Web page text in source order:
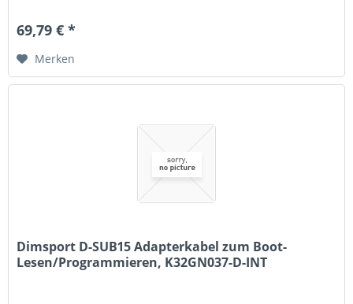
69,79 € *
Merken
Dimsport D-SUB15 Adapterkabel zum Boot-
Lesen/Programmieren, K32GN037-D-INT